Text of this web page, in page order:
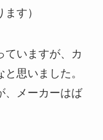
す）
ていますが、カ
思いました。
、メーカーはば